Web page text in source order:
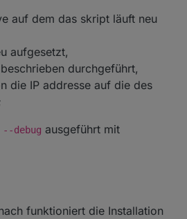
auf dem das skript läuft neu
aufgesetzt,
durchgeführt,
die IP addresse auf die des
debug ausgeführt mit
funktioniert die Installation